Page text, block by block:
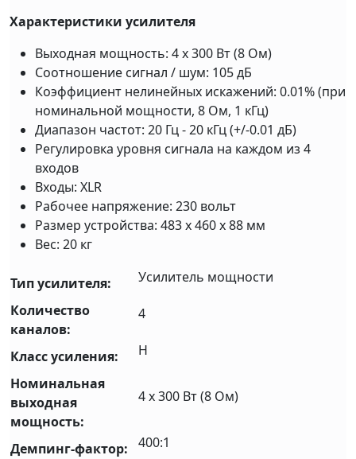
Характеристики усилителя
Выходная мощность: 4 х 300 Вт (8 Ом)
Cоотношение сигнал / шум: 105 дБ
Коэффициент нелинейных искажений: 0.01% (при
номинальной мощности, 8 Ом, 1 кГц)
Диапазон частот: 20 Гц - 20 кГц (+/-0.01 дБ)
Регулировка уровня сигнала на каждом из 4
входов
Входы: XLR
Рабочее напряжение: 230 вольт
Размер устройства: 483 х 460 х 88 мм
Вес: 20 кг
Тип усилителя:
Усилитель мощности
Количество
каналов:
4
Класс усиления:
H
Номинальная
выходная
мощность:
4 x 300 Вт (8 Ом)
Демпинг-фактор:
400:1